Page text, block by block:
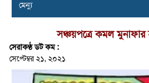
মেন্যু
সঞ্চয়পত্রে কমল মুনাফার
সেরাকণ্ঠ ডট কম :
সেপ্টেম্বর ২১, ২০২১